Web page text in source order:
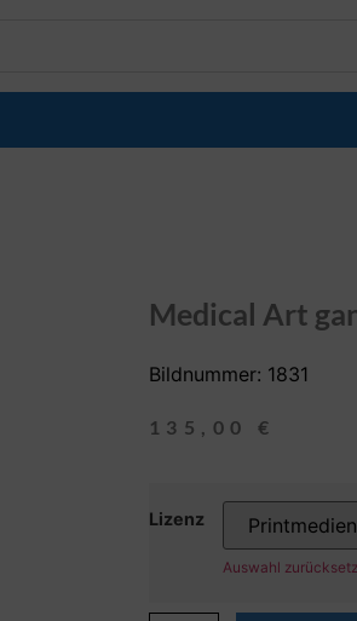
Medical Art
Bildnummer: 1831
135,00 €
Lizenz
Auswahl